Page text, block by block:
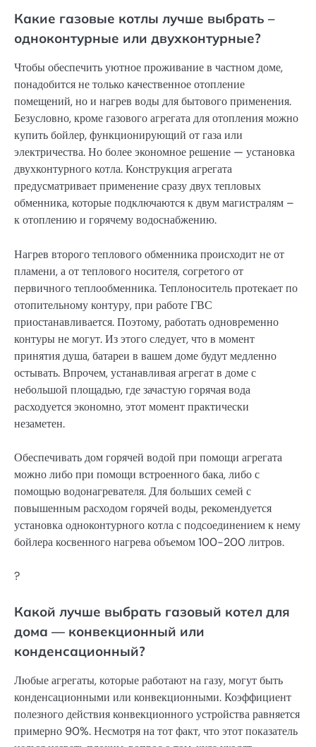
Какие газовые котлы лучше выбрать –
одноконтурные или двухконтурные?
Чтобы обеспечить уютное проживание в частном доме,
понадобится не только качественное отопление
помещений, но и нагрев воды для бытового применения.
Безусловно, кроме газового агрегата для отопления можно
купить бойлер, функционирующий от газа или
электричества. Но более экономное решение — установка
двухконтурного котла. Конструкция агрегата
предусматривает применение сразу двух тепловых
обменника, которые подключаются к двум магистралям –
к отоплению и горячему водоснабжению.
Нагрев второго теплового обменника происходит не от
пламени, а от теплового носителя, согретого от
первичного теплообменника. Теплоноситель протекает по
отопительному контуру, при работе ГВС
приостанавливается. Поэтому, работать одновременно
контуры не могут. Из этого следует, что в момент
принятия душа, батареи в вашем доме будут медленно
остывать. Впрочем, устанавливая агрегат в доме с
небольшой площадью, где зачастую горячая вода
расходуется экономно, этот момент практически
незаметен.
Обеспечивать дом горячей водой при помощи агрегата
можно либо при помощи встроенного бака, либо с
помощью водонагревателя. Для больших семей с
повышенным расходом горячей воды, рекомендуется
установка одноконтурного котла с подсоединением к нему
бойлера косвенного нагрева объемом 100-200 литров.
?
Какой лучше выбрать газовый котел для
дома — конвекционный или
конденсационный?
Любые агрегаты, которые работают на газу, могут быть
конденсационными или конвекционными. Коэффициент
полезного действия конвекционного устройства равняется
примерно 90%. Несмотря на тот факт, что этот показатель